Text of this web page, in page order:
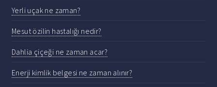
Yerli uçak ne zaman?
Mesut özilin hastalığı nedir?
Dahlia çiçeği ne zaman acar?
Enerji kimlik belgesi ne zaman alınır?